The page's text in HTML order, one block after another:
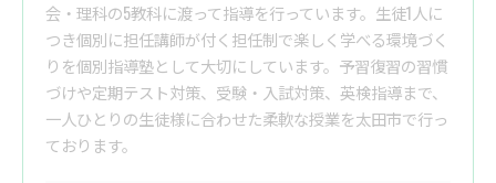
会・理科の5教科に渡って指導を行っています。生徒1人に
つき個別に担任講師が付く担任制で楽しく学べる環境づく
りを個別指導塾として大切にしています。予習復習の習慣
づけや定期テスト対策、受験・入試対策、英検指導まで、
一人ひとりの生徒様に合わせた柔軟な授業を太田市で行っ
ております。